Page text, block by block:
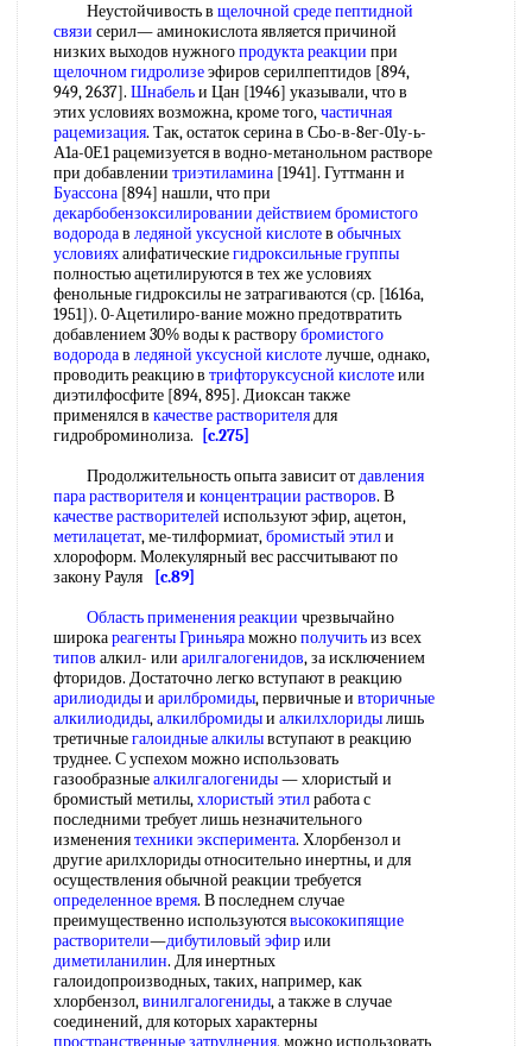
Неустойчивость в щелочной средепептидной
связи серил— аминокислота является причиной
низких выходов нужногопродукта реакции при
щелочном гидролизеэфиров серилпептидов [894,
949, 2637]. Шнабельи Цан [1946] указывали, что в
этих условиях возможна, кроме того,частичная
рацемизация. Так, остаток серина в СЬо-в-8ег-01у-ь-
А1а-0Е1 рацемизуется в водно-метанольном растворе
при добавлении триэтиламина [1941]. Гуттманн и
Буассона [894] нашли, что при
декарбобензоксилировании действием бромистого
водородав ледяной уксусной кислотев обычных
условияхалифатическиегидроксильные группы
полностью ацетилируются в тех же условиях
фенольные гидроксилы не затрагиваются (ср. [1616а,
1951]). 0-Ацетилиро-вание можно предотвратить
добавлением 30% воды к растворубромистого
водородав ледяной уксусной кислотелучше, однако,
проводить реакцию в трифторуксусной кислотеили
диэтилфосфите [894, 895]. Диоксан также
применялся в качестве растворителядля
гидроброминолиза.
[c.275]
Продолжительность опыта зависит отдавления
пара растворителяи концентрации растворов. В
качестве растворителей используют эфир, ацетон,
метилацетат, ме-тилформиат,бромистый этили
хлороформ. Молекулярный вес рассчитывают по
закону Рауля
[c.89]
Область применения реакции чрезвычайно
широкареагенты Гриньяраможнополучитьиз всех
типов алкил- или арилгалогенидов, за исключением
фторидов. Достаточно легко вступают в реакцию
арилиодидыи арилбромиды, первичные и вторичные
алкилиодиды,алкилбромидыи алкилхлоридылишь
третичныегалоидные алкилывступают в реакцию
труднее. С успехом можно использовать
газообразныеалкилгалогениды— хлористый и
бромистый метилы,хлористый этилработа с
последними требует лишь незначительного
изменениятехники эксперимента. Хлорбензол и
другие арилхлориды относительно инертны, и для
осуществления обычной реакции требуется
определенное время. В последнем случае
преимущественно используютсявысококипящие
растворители—дибутиловый эфирили
диметиланилин. Для инертных
галоидопроизводных, таких, например, как
хлорбензол,винилгалогениды, а также в случае
соединений, для которых характерны
пространственные затруднения, можно использовать